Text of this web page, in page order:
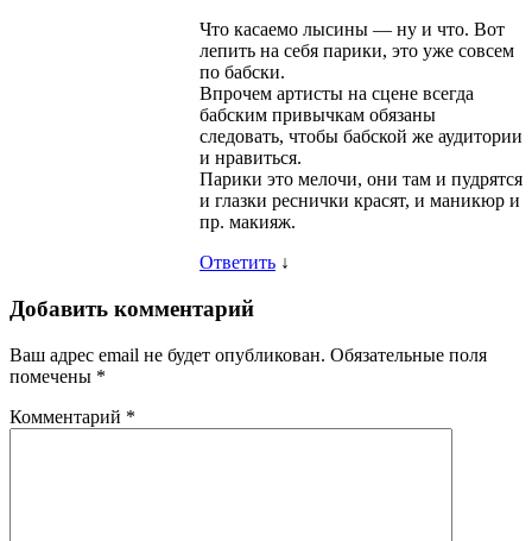
Что касаемо лысины — ну и что. Вот
лепить на себя парики, это уже совсем
по бабски.
Впрочем артисты на сцене всегда
бабским привычкам обязаны
следовать, чтобы бабской же аудитории
и нравиться.
Парики это мелочи, они там и пудрятся
и глазки реснички красят, и маникюр и
пр. макияж.
Ответить ↓
Добавить комментарий
Ваш адрес email не будет опубликован. Обязательные поля
помечены *
Комментарий *